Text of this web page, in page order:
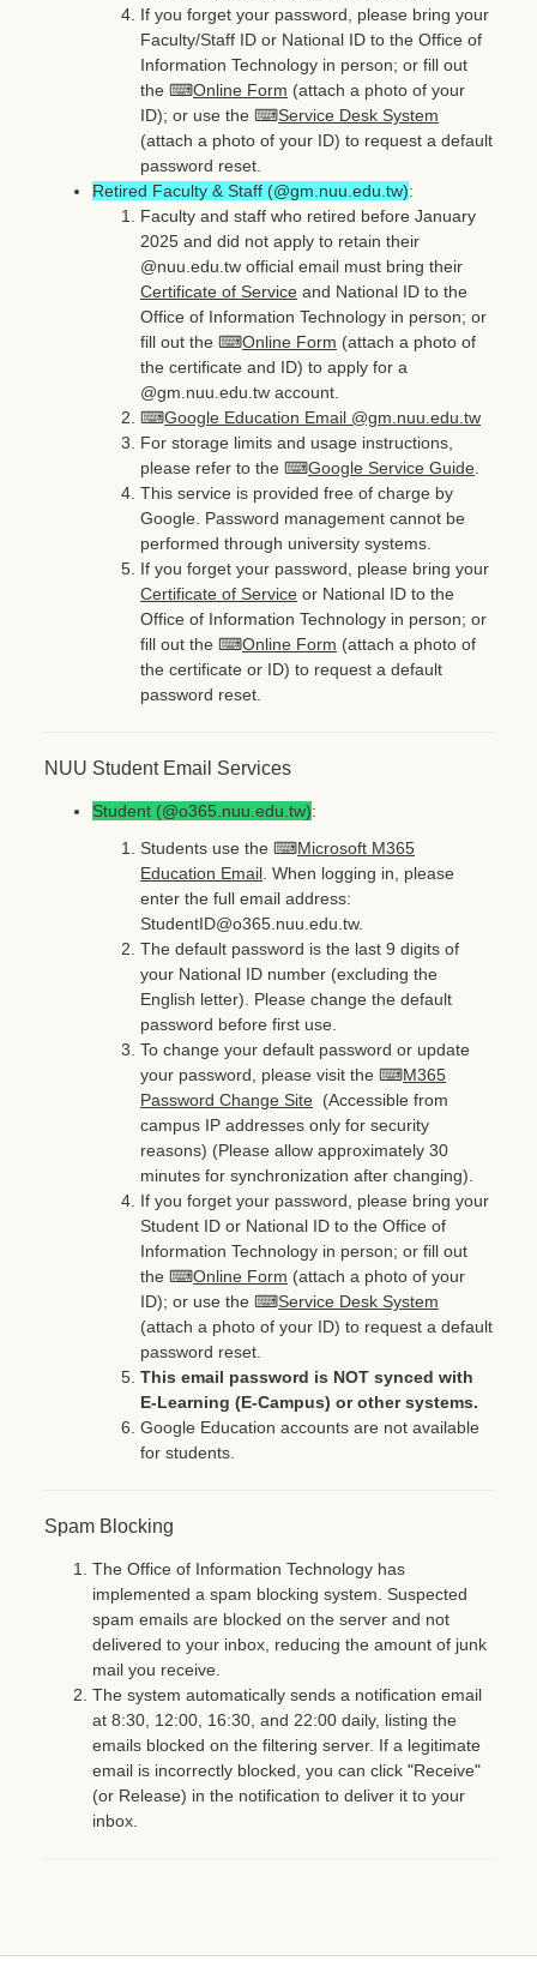
If you forget your password, please bring your
Faculty/Staff ID or National ID to the Office of
Information Technology in person; or fill out
the ⌨Online Form (attach a photo of your
ID); or use the ⌨Service Desk System
(attach a photo of your ID) to request a default
password reset.
Retired Faculty & Staff (@gm.nuu.edu.tw):
Faculty and staff who retired before January
2025 and did not apply to retain their
@nuu.edu.tw official email must bring their
Certificate of Service and National ID to the
Office of Information Technology in person; or
fill out the ⌨Online Form (attach a photo of
the certificate and ID) to apply for a
@gm.nuu.edu.tw account.
⌨Google Education Email @gm.nuu.edu.tw
For storage limits and usage instructions,
please refer to the ⌨Google Service Guide
This service is provided free of charge by
Google. Password management cannot be
performed through university systems.
If you forget your password, please bring your
Certificate of Service or National ID to the
Office of Information Technology in person; or
fill out the ⌨Online Form (attach a photo of
the certificate or ID) to request a default
password reset.
NUU Student Email Services
Student (@o365.nuu.edu.tw):
Students use the ⌨Microsoft M365
Education Email . When logging in, please
enter the full email address:
StudentID@o365.nuu.edu.tw.
The default password is the last 9 digits of
your National ID number (excluding the
English letter). Please change the default
password before first use.
To change your default password or update
your password, please visit the ⌨M365
Password Change Site (Accessible from
campus IP addresses only for security
reasons) (Please allow approximately 30
minutes for synchronization after changing).
If you forget your password, please bring your
Student ID or National ID to the Office of
Information Technology in person; or fill out
the ⌨Online Form (attach a photo of your
ID); or use the ⌨Service Desk System
(attach a photo of your ID) to request a default
password reset.
This email password is NOT synced with
E-Learning (E-Campus) or other systems.
Google Education accounts are not available
for students.
Spam Blocking
The Office of Information Technology has
implemented a spam blocking system. Suspected
spam emails are blocked on the server and not
delivered to your inbox, reducing the amount of junk
mail you receive.
The system automatically sends a notification email
at 8:30, 12:00, 16:30, and 22:00 daily, listing the
emails blocked on the filtering server. If a legitimate
email is incorrectly blocked, you can click "Receive"
(or Release) in the notification to deliver it to your
inbox.